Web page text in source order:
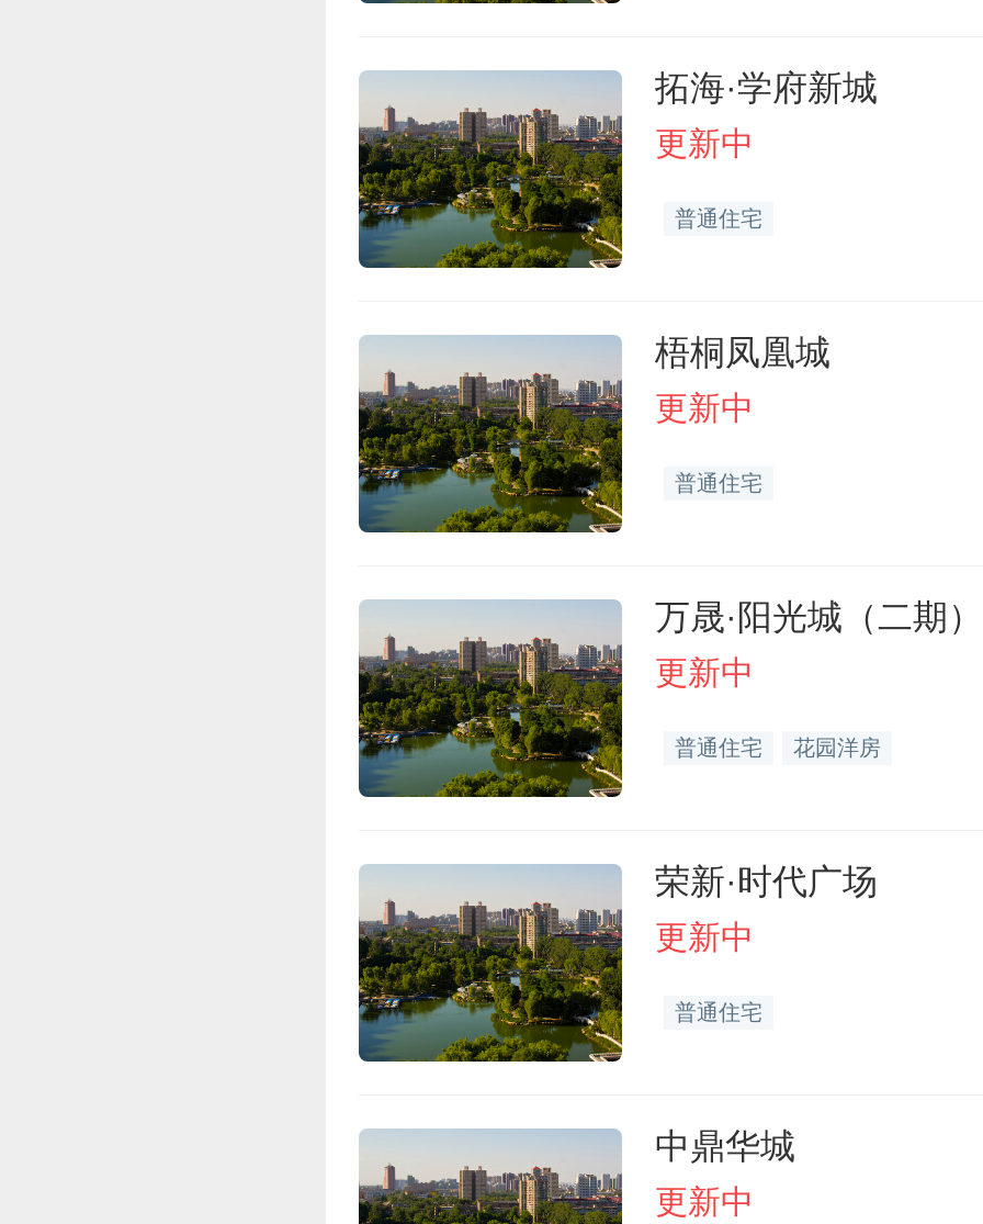
拓海·学府新城
更新中
普通住宅
梧桐凤凰城
更新中
普通住宅
万晟·阳光城（二期）
更新中
普通住宅 花园洋房
荣新·时代广场
更新中
普通住宅
中鼎华城
更新中